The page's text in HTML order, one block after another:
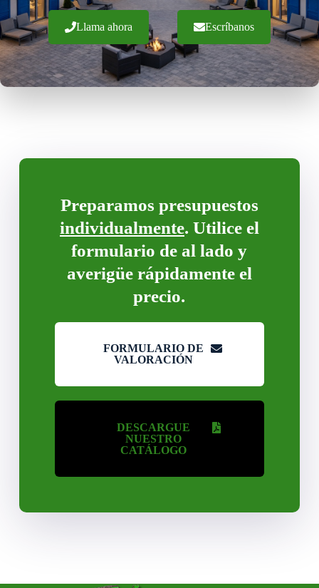
Llama ahora Escríbanos
Preparamos presupuestos
individualmente. Utilice el
formulario de al lado y
averigüe rápidamente el
precio.
FORMULARIO DE
VALORACIÓN
DESCARGUE
NUESTRO
CATÁLOGO